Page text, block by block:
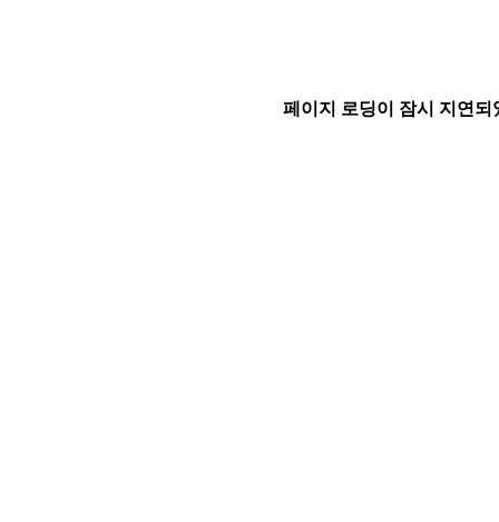
페이지 로딩이 잠시 지연